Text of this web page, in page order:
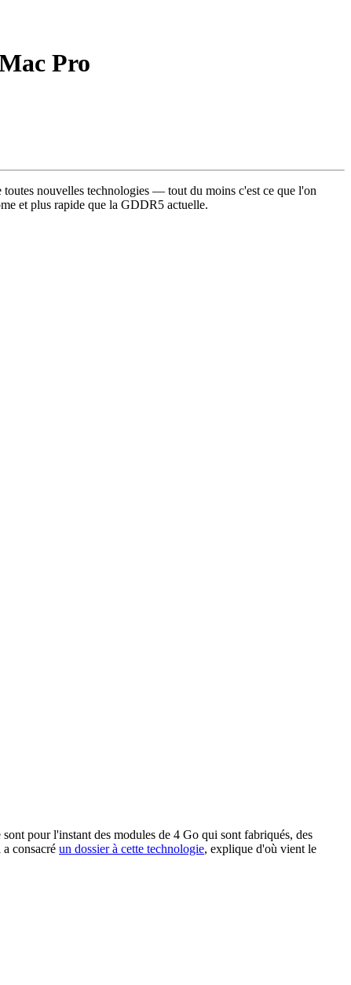
Pro
nouvelles technologies — tout du moins c'est ce que l'on
et plus rapide que la GDDR5 actuelle.
pour l'instant des modules de 4 Go qui sont fabriqués, des
consacré un dossier à cette technologie, explique d'où vient le